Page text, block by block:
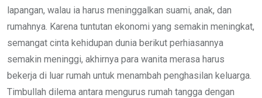
lapangan, walau ia harus meninggalkan suami, anak, dan
rumahnya. Karena tuntutan ekonomi yang semakin meningkat,
semangat cinta kehidupan dunia berikut perhiasannya
semakin meninggi, akhirnya para wanita merasa harus
bekerja di luar rumah untuk menambah penghasilan keluarga.
Timbullah dilema antara mengurus rumah tangga dengan